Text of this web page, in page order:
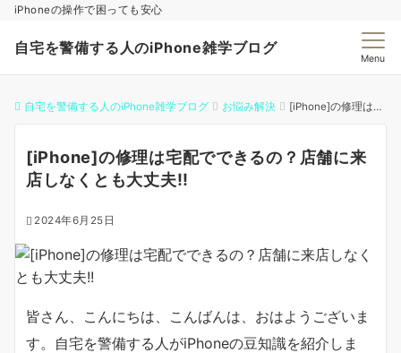
iPhoneの操作で困っても安心
自宅を警備する人のiPhone雑学ブログ
Menu
自宅を警備する人のiPhone雑学ブログ お悩み解決 [iPhone]の修理は宅配でできるの？店舗に来店しなくとも大丈夫!!
[iPhone]の修理は宅配でできるの？店舗に来
店しなくとも大丈夫!!
2024年6月25日
皆さん、こんにちは、こんばんは、おはようございま
す。自宅を警備する人がiPhoneの豆知識を紹介しま